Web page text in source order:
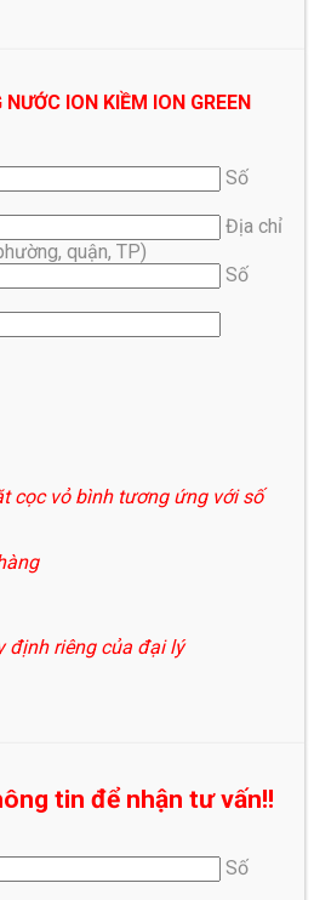
ION KIỀM ION GREEN
Số
Địa chỉ
quận, TP)
Số
cọc vỏ bình tương ứng với số
định riêng của đại lý
tin để nhận tư vấn!!
Số